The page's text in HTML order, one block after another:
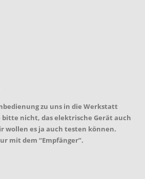
zu uns in die Werkstatt
bitte nicht, das elektrische Gerät auch
wollen es ja auch testen können.
mit dem “Empfänger”.